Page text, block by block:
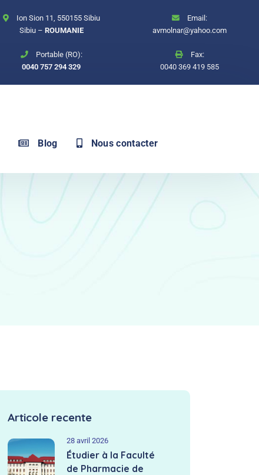
Ion Sion 11, 550155 Sibiu
Sibiu – ROUMANIE
Email:
avmolnar@yahoo.com
Portable (RO):
0040 757 294 329
Fax:
0040 369 419 585
Blog Nous contacter
Articole recente
28 avril 2026
Étudier à la Faculté
de Pharmacie de